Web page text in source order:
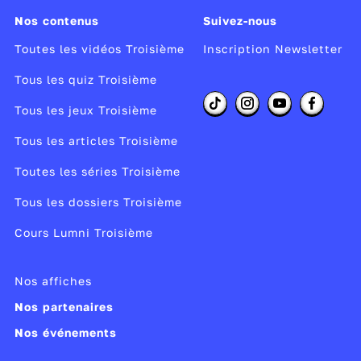
conditionnel
le lexique de la peur, du rêve, de l'étrange
et du surnaturel
des verbes de perception comme : ressentir,
la comparaison.
C'est un registre souvent utilisé dans des
nouvelles commeLe Horla
commeLe Fantôme de l'Opéra
👉 Retrouve toutes les vidéos de
Nos contenus
Toutes les vidéos Troisième
Tous les quiz Troisième
Tous les jeux Troisième
Tous les articles Troisième
Toutes les séries Troisième
Tous les dossiers Troisième
Cours Lumni Troisième
Suivez-nous
Inscription Newsletter
Nos affiches
Nos partenaires
Nos événements